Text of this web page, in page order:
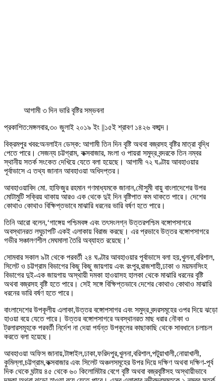
আগামী ৩ দিন ভারি বৃষ্টির সম্ভবনা
প্রকাশিত:মঙ্গলবার,৩০ জুলাই ২০১৯ ইং ||১৫ই শ্রাবণ ১৪২৬ বঙ্গাব্দ।
বিক্রমপুর খবর:অনলাইন ডেস্ক: আগামী তিন দিন বৃষ্টি অথবা বজ্রসহ বৃষ্টির মাত্রা বৃদ্ধি
পেতে পারে। সেজন্য চট্টগ্রাম, কক্সবাজার, মংলা ও পায়রা সমুদ্র বন্দরকে তিন নম্বর
স্থানীয় সতর্ক সংকেত দেখিয়ে যেতে বলা হয়েছে। আগামী ৭২ ঘণ্টায় আবহাওয়ার
পূর্বাভাসে এ তথ্য জানান আবহাওয়া অধিদপ্তর।
আবহাওয়াবিদ মো. হাফিজুর রহমান গণমাধ্যমকে জানান,মৌসুমী বায়ু বাংলাদেশের উপর
মোটামুটি সক্রিয় থাকায় আরও এক থেকে দুই দিন বৃষ্টিপাত কম থাকতে পারে। দেশের
কোথাও কোথাও বিক্ষিপ্তভাবে মাঝারি ধরনের ভারি বর্ষণ হতে পারে।
তিনি আরো বলেন,‘গাঙ্গেয় পশ্চিমবঙ্গ এবং তৎসংলগ্ন উত্তরপশ্চিম বঙ্গোপসাগরে
অবস্থানরত লঘুচাপটি একই এলাকায় বিরাজ করছে। এর প্রভাবে উত্তর বঙ্গোপসাগরে
গভীর সঞ্চালণশীল মেঘমালা তৈরি অব্যাহত রয়েছে।’
সোমবার সকাল ৯টা থেকে পরবর্তী ২৪ ঘণ্টার আবহাওয়ার পূর্বাভাসে বলা হয়,খুলনা,বরিশাল,
সিলেট ও চট্টগ্রাম বিভাগের কিছু কিছু জায়গায় এবং রংপুর,রাজশাহী,ঢাকা ও ময়মনসিংহ
বিভাগের দুই-এক জায়গায় অস্থায়ী দমকা হাওয়াসহ হালকা থেকে মাঝারি ধরনের বৃষ্টি
অথবা বজ্রসহ বৃষ্টি হতে পারে। সেই সঙ্গে বিক্ষিপ্তভাবে দেশের কোথাও কোথাও মাঝারি
ধরনের ভারি বর্ষণ হতে পারে।
বাংলাদেশের উপকূলীয় এলাকা,উত্তর বঙ্গোপসাগর এবং সমুদ্র বন্দরসমূহের ওপর দিয়ে ঝড়ো
হাওয়া বয়ে যেতে পারে। উত্তর বঙ্গোপসাগরে অবস্থানরত মাছ ধরার নৌকা ও
ট্রলারসমূহকে পরবর্তী নির্দেশ না দেয়া পর্যন্ত উপকূলের কাছাকাছি থেকে সাবধানে চলাচল
করতে বলা হয়েছে।
আবহাওয়া অফিস জানায়,টাঙ্গাইল,ঢাকা,ফরিদপুর,খুলনা,বরিশাল,পটুয়াখালী,নোয়াখালী,
কুমিল্লা,চট্টগ্রাম,কক্সবাজার এবং সিলেট অঞ্চলসমূহের উপর দিয়ে দক্ষিণ অথবা দক্ষিণ-পূর্ব
দিক থেকে ঘন্টায় ৪৫ থেকে ৬০ কিলোমিটার বেগে বৃষ্টি অথবা বজ্রবৃষ্টিসহ অস্থায়ীভাবে